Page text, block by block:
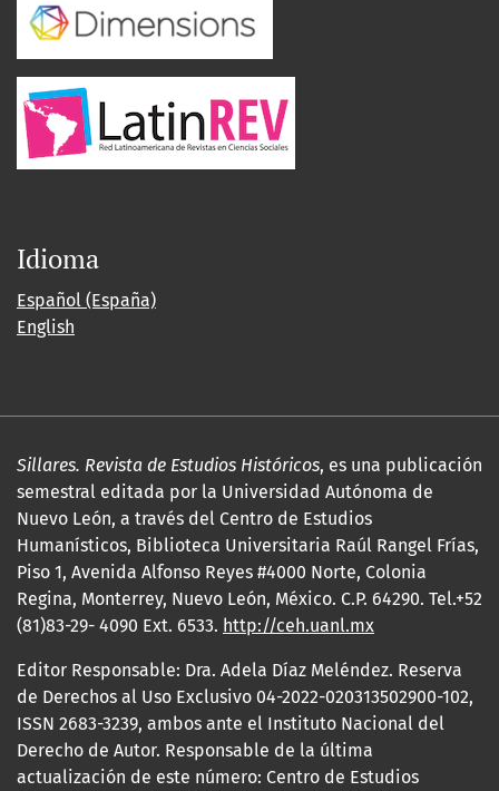
Idioma
Español (España)
English
Sillares. Revista de Estudios Históricos, es una publicación
semestral editada por la Universidad Autónoma de
Nuevo León, a través del Centro de Estudios
Humanísticos, Biblioteca Universitaria Raúl Rangel Frías,
Piso 1, Avenida Alfonso Reyes #4000 Norte, Colonia
Regina, Monterrey, Nuevo León, México. C.P. 64290. Tel.+52
(81)83-29- 4090 Ext. 6533. http://ceh.uanl.mx
Editor Responsable: Dra. Adela Díaz Meléndez. Reserva
de Derechos al Uso Exclusivo 04-2022-020313502900-102,
ISSN 2683-3239, ambos ante el Instituto Nacional del
Derecho de Autor. Responsable de la última
actualización de este número: Centro de Estudios